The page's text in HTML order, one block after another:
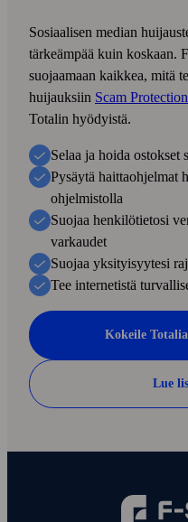
Sosiaalisen median
tärkeämpää kuin koskaan.
suojaamaan kaikkea, mitä
huijauksiin Scam Protection
Totalin hyödyistä.
Selaa ja hoida ostokset
Pysäytä haittaohjelmat
ohjelmistolla
Suojaa henkilötietosi
varkaudet
Suojaa yksityisyytesi
Tee internetistä
Kokeile
Lue